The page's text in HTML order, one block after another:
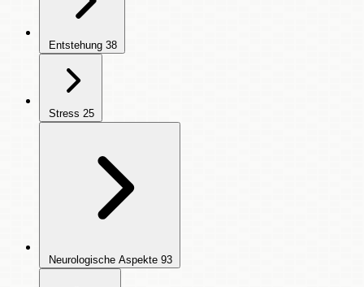
Entstehung 38
Stress 25
Neurologische Aspekte 93